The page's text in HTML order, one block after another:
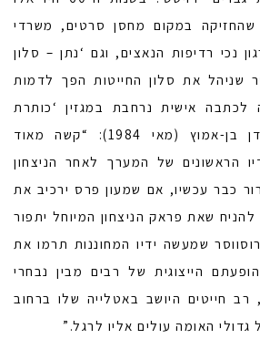
במקום מחסן סרטים, משרדי
נכי רדיפות הנאצים, וגם ‘נתן – סלון
שניהל את סלון החייטות הפך לדמות
לכתבה אישית נרחבת במגזין ‘כותרת
ראשית’ אותה כתב דן בן-אמוץ (מאי 1984): “קשה מאוד
הראשונים של המערך לאחר הניצחון
כבר עכשיו, אם שמעון פרס ירכיב את
שאת פראק הניצחון המיוחל יתפור
שמעשה ידיו המחוננות תרמו את
הייצוגית של רבים מבין נבחרי
רב חייטים היושב באטלייה שלו ברחוב
האומה עולים אליו לרגל.”